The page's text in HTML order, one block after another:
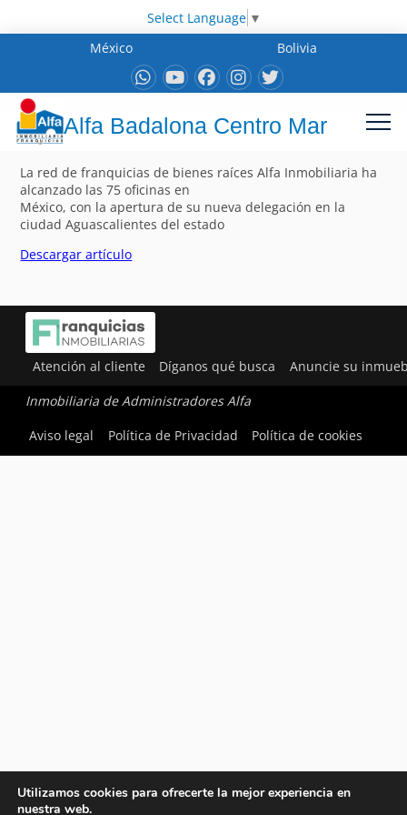
Select Language ▼
México
Bolivia
Alfa Badalona Centro Mar
La red de franquicias de bienes raíces Alfa Inmobiliaria ha
alcanzado las 75 oficinas en
México, con la apertura de su nueva delegación en la
ciudad Aguascalientes del estado
Descargar artículo
Atención al cliente Díganos qué busca Anuncie su
Inmobiliaria de Administradores Alfa
Aviso legal
Política de Privacidad Política de cookies
Utilizamos cookies para ofrecerte la mejor experiencia en
nuestra web.